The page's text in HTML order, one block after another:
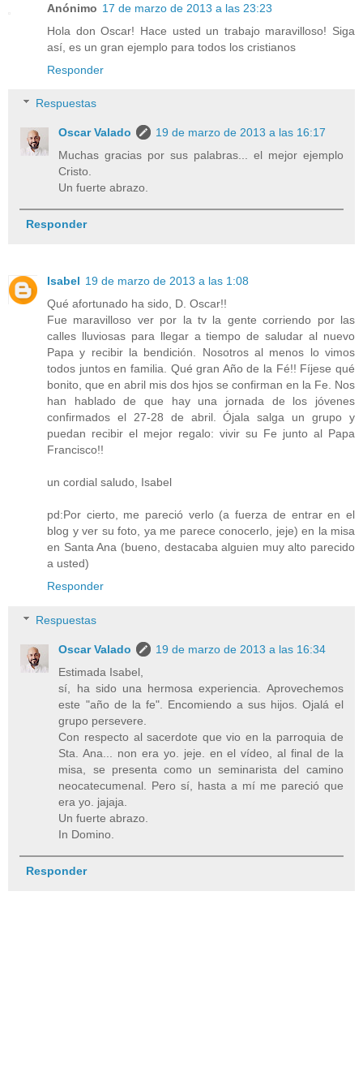
Anónimo 17 de marzo de 2013 a las 23:23
Hola don Oscar! Hace usted un trabajo maravilloso! Siga
así, es un gran ejemplo para todos los cristianos
Responder
Respuestas
Oscar Valado
19 de marzo de 2013 a las 16:17
Muchas gracias por sus palabras... el mejor ejemplo
Cristo.
Un fuerte abrazo.
Responder
Isabel 19 de marzo de 2013 a las 1:08
Qué afortunado ha sido, D. Oscar!!
Fue maravilloso ver por la tv la gente corriendo por las
calles lluviosas para llegar a tiempo de saludar al nuevo
Papa y recibir la bendición. Nosotros al menos lo vimos
todos juntos en familia. Qué gran Año de la Fé!! Fíjese qué
bonito, que en abril mis dos hjos se confirman en la Fe. Nos
han hablado de que hay una jornada de los jóvenes
confirmados el 27-28 de abril. Ójala salga un grupo y
puedan recibir el mejor regalo: vivir su Fe junto al Papa
Francisco!!
un cordial saludo, Isabel
pd:Por cierto, me pareció verlo (a fuerza de entrar en el
blog y ver su foto, ya me parece conocerlo, jeje) en la misa
en Santa Ana (bueno, destacaba alguien muy alto parecido
a usted)
Responder
Respuestas
Oscar Valado
19 de marzo de 2013 a las 16:34
Estimada Isabel,
sí, ha sido una hermosa experiencia. Aprovechemos
este "año de la fe". Encomiendo a sus hijos. Ojalá el
grupo persevere.
Con respecto al sacerdote que vio en la parroquia de
Sta. Ana... non era yo. jeje. en el vídeo, al final de la
misa, se presenta como un seminarista del camino
neocatecumenal. Pero sí, hasta a mí me pareció que
era yo. jajaja.
Un fuerte abrazo.
In Domino.
Responder